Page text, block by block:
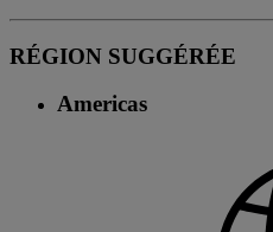
RÉGION SUGGÉRÉE
Americas